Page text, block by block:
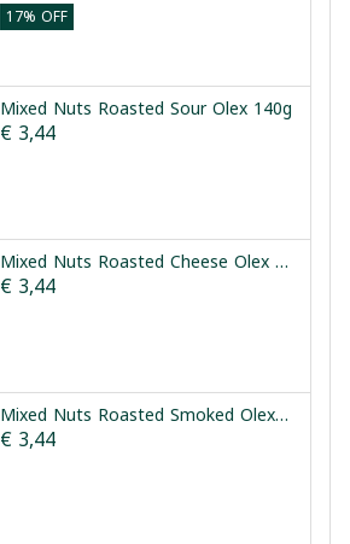
17% OFF
Mixed Nuts Roasted Sour Olex 140g
€ 3,44
Mixed Nuts Roasted Cheese Olex 140g
€ 3,44
Mixed Nuts Roasted Smoked Olex 140g
€ 3,44